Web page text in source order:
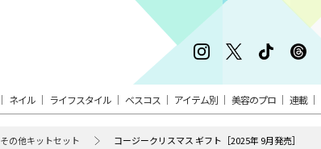
ネイル ライフスタイル ベスコス アイテム別 美容のプロ 連載
その他キットセット コージークリスマス ギフト［2025年 9月発売］